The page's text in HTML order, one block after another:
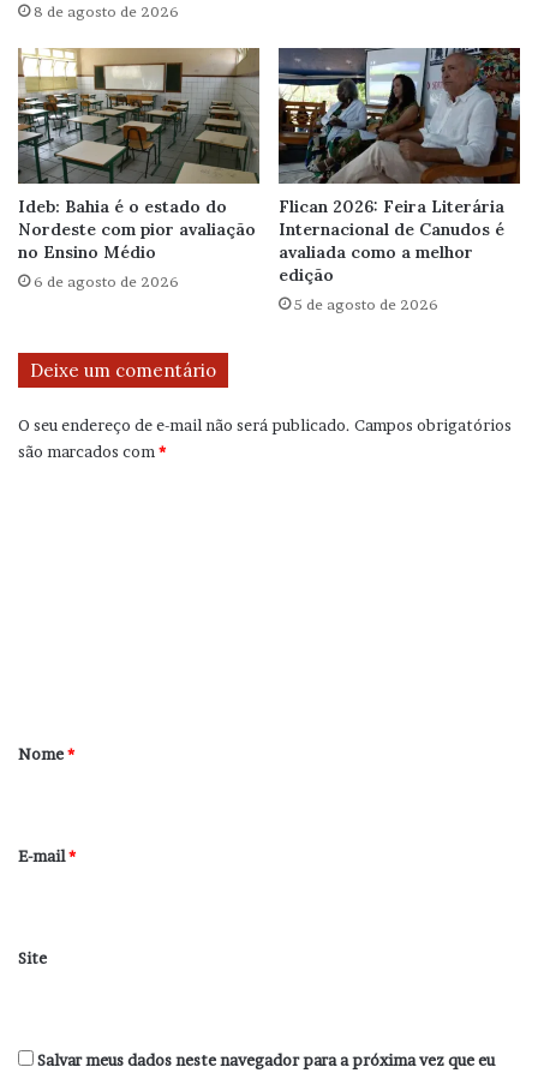
8 de agosto de 2026
Ideb: Bahia é o estado do
Nordeste com pior avaliação
no Ensino Médio
6 de agosto de 2026
Flican 2026: Feira Literária
Internacional de Canudos é
avaliada como a melhor
edição
5 de agosto de 2026
Deixe um comentário
O seu endereço de e-mail não será publicado. Campos obrigatórios
são marcados com*
r
*
Nome*
E-mail*
Site
Salvar meus dados neste navegador para a próxima vez que eu